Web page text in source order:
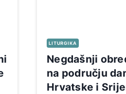
LITURGIKA
Negdašnji
na području
Hrvatske i